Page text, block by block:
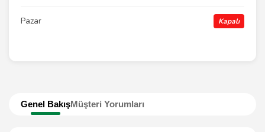
Genel BakışMüşteri Yorumları
Pazar Kapalı